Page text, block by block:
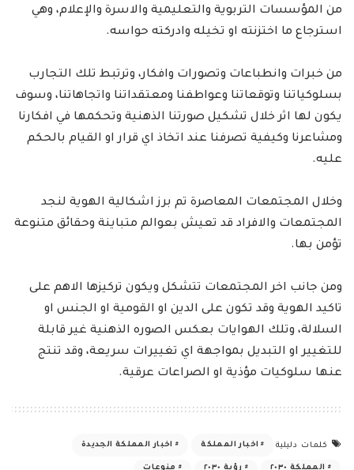
من المؤسسات التربوية والتعليمية والاسرة والإعلام، وهي
استرجاع ما اختزنته او تخيله وادركته حواسه.
من خبرات وانطباعات وتصورات وافكار، وترتبط تلك التجارب
بسلوكياتنا وتوقعاتنا وعواطفنا ومعتقداتنا واتجاهاتنا، وسوف
يكون لها اثر خلال تشكيل صورتنا الذهنية وتحكمها في افكارنا
ومشاعرنا وكيفية تصرفنا عند اتخاذ اي قرار او القيام بالحكم
عليه.
وخلال المجتمعات المعاصرة تم برز اشكالية الهوية لنجد
المجتمعات والافراد قد تعيش بعوالم متباينة وحقائق متنوعة
تؤمن بها.
ومن جانب اخر المجتمعات تتشكل ويكون تركيزها الاهم على
تاكيد الهوية وقد تكون على الدين او القومية او الجنس او
السلالة، وتلك الهوايات بعكس الصوره الذهنية غير قابلة
للتغيير او التبديل بمواجهة اي تغييرات سريعة، وقد تنتج
عنها سلوكيات مؤذية او الصراعات عرقية.
كلمات دليلية اخبار المملكة اخبار المملكة الجديدة
المملكة ٢٠٣٠ رؤية ٢٠٣٠ منوعات